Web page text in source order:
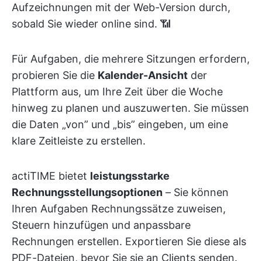
Aufzeichnungen mit der Web-Version durch,
sobald Sie wieder online sind. 📶
Für Aufgaben, die mehrere Sitzungen erfordern,
probieren Sie die Kalender-Ansicht der
Plattform aus, um Ihre Zeit über die Woche
hinweg zu planen und auszuwerten. Sie müssen
die Daten „von” und „bis” eingeben, um eine
klare Zeitleiste zu erstellen.
actiTIME bietet leistungsstarke
Rechnungsstellungsoptionen – Sie können
Ihren Aufgaben Rechnungssätze zuweisen,
Steuern hinzufügen und anpassbare
Rechnungen erstellen. Exportieren Sie diese als
PDF-Dateien, bevor Sie sie an Clients senden.